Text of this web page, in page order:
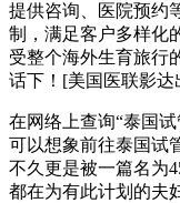
提供咨询、医院预约
制，满足客户多样化
受整个海外生育旅行
话下！[美国医联影达
在网络上查询“泰国试
可以想象前往泰国试
不久更是被一篇名为
都在为有此计划的夫